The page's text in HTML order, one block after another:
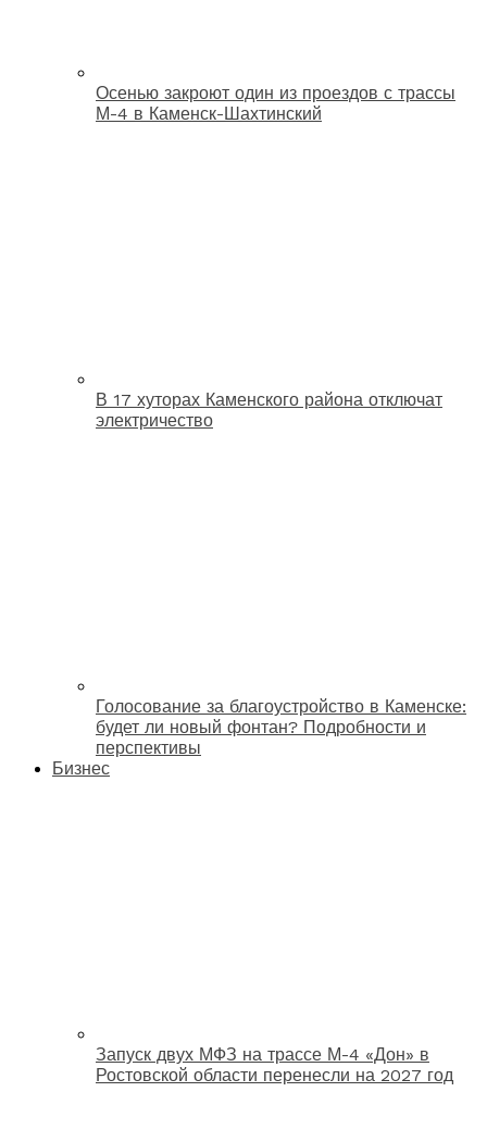
Осенью закроют один из проездов с трассы
М-4 в Каменск-Шахтинский
В 17 хуторах Каменского района отключат
электричество
Голосование за благоустройство в Каменске:
будет ли новый фонтан? Подробности и
перспективы
Бизнес
Запуск двух МФЗ на трассе М-4 «Дон» в
Ростовской области перенесли на 2027 год